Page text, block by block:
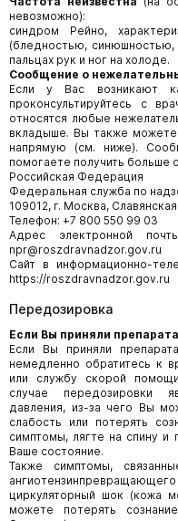
невозможно):
синдром Рейно,
(бледностью,
пальцах рук и ног на холоде.
Сообщение о
Если у Вас возникают
проконсультируйтесь с
относятся любые
вкладыше. Вы также
напрямую (см. ниже).
помогаете получить больше
Российская Федерация
Федеральная служба по
109012, г. Москва,
Телефон: +7 800 550 99 03
Адрес электронной
npr@roszdravnadzor.gov.ru
Сайт в информационно-
https://roszdravnadzor.gov.ru
Передозировка
Если Вы приняли
Если Вы приняли
немедленно обратитесь к
или службу скорой
случае передозировки
давления, из-за чего Вы
слабость или потерять
симптомы, лягте на спину и
Ваше состояние.
Также симптомы,
циркуляторный шок (кожа
можете потерять